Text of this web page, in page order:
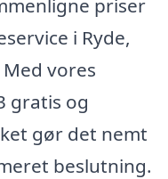
priser
i Ryde,
vores
gratis og
gør det nemt
beslutning.